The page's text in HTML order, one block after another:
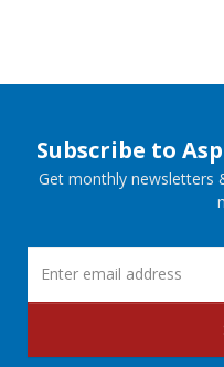
Subscribe to
Get monthly newsletters